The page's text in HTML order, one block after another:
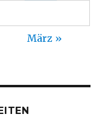
März »